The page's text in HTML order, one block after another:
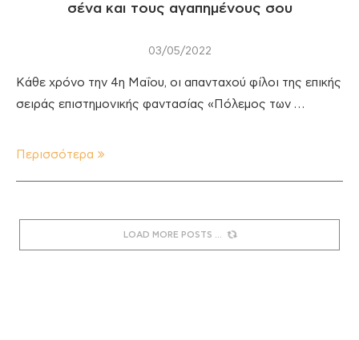
σένα και τους αγαπημένους σου
03/05/2022
Κάθε χρόνο την 4η Μαΐου, οι απανταχού φίλοι της επικής
σειράς επιστημονικής φαντασίας «Πόλεμος των …
Περισσότερα
LOAD MORE POSTS